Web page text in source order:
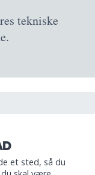
tekniske
et sted, så du